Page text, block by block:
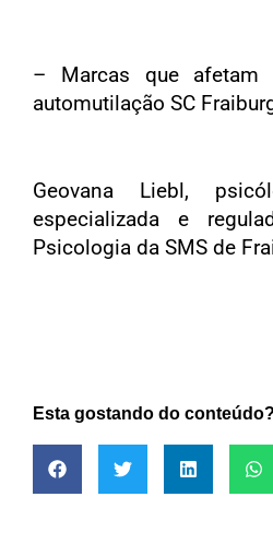
– Marcas que afetam
automutilação SC
Geovana Liebl,
especializada e
Psicologia da SMS de
Esta gostando do